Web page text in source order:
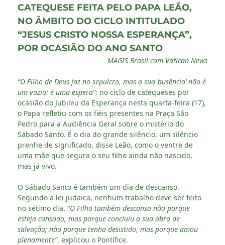
CATEQUESE FEITA PELO PAPA LEÃO,
NO ÂMBITO DO CICLO INTITULADO
“JESUS CRISTO NOSSA ESPERANÇA”,
POR OCASIÃO DO ANO SANTO
MAGIS Brasil com Vatican News
“O Filho de Deus jaz no sepulcro, mas a sua ‘ausência’ não é
um vazio: é uma espera”: no ciclo de catequeses por
ocasião do Jubileu da Esperança nesta quarta-feira (17),
o Papa refletiu com os fiéis presentes na Praça São
Pedro para a Audiência Geral sobre o mistério do
Sábado Santo. É o dia do grande silêncio, um silêncio
prenhe de significado, disse Leão, como o ventre de
uma mãe que segura o seu filho ainda não nascido,
mas já vivo.
O Sábado Santo é também um dia de descanso.
Segundo a lei judaica, nenhum trabalho deve ser feito
no sétimo dia. “O Filho também descansa não porque
esteja cansado, mas porque concluiu a sua obra de
salvação; não porque tenha desistido, mas porque amou
plenamente”, explicou o Pontífice.